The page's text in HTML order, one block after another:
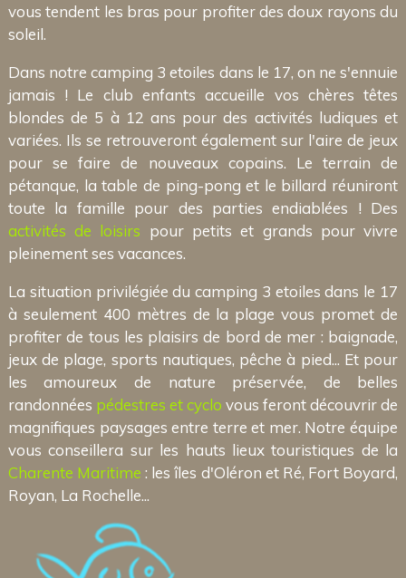
vous tendent les bras pour profiter des doux rayons du
soleil.
Dans notre camping 3 etoiles dans le 17, on ne s'ennuie
jamais ! Le club enfants accueille vos chères têtes
blondes de 5 à 12 ans pour des activités ludiques et
variées. Ils se retrouveront également sur l'aire de jeux
pour se faire de nouveaux copains. Le terrain de
pétanque, la table de ping-pong et le billard réuniront
toute la famille pour des parties endiablées ! Des
activités de loisirs pour petits et grands pour vivre
pleinement ses vacances.
La situation privilégiée du camping 3 etoiles dans le 17
à seulement 400 mètres de la plage vous promet de
profiter de tous les plaisirs de bord de mer : baignade,
jeux de plage, sports nautiques, pêche à pied... Et pour
les amoureux de nature préservée, de belles
randonnées pédestres et cyclo vous feront découvrir de
magnifiques paysages entre terre et mer. Notre équipe
vous conseillera sur les hauts lieux touristiques de la
Charente Maritime : les îles d'Oléron et Ré, Fort Boyard,
Royan, La Rochelle...